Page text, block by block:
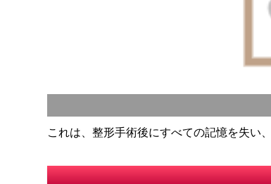
これは、整形手術後にすべての記憶を失い